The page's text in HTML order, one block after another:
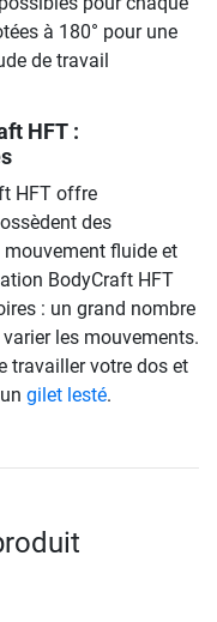
à 180° pour une
de travail
HFT :
HFT offre
des
fluide et
BodyCraft HFT
: un grand nombre
les mouvements.
travailler votre dos et
gilet lesté.